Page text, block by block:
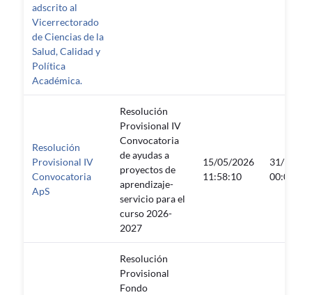
adscrito al
Vicerrectorado
de Ciencias de la
Salud, Calidad y
Política
Académica.
Resolución
Provisional IV
Convocatoria
ApS
Resolución
Provisional IV
Convocatoria
de ayudas a
proyectos de
aprendizaje-
servicio para el
curso 2026-
2027
15/05/2026
11:58:10
31/12/
00:00:09
Resolución
Provisional
Fondo